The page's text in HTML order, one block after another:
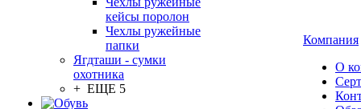
кейсы поролон
Чехлы ружейные
папки
Ягдташи - сумки
охотника
+ ЕЩЕ 5
Компания
О